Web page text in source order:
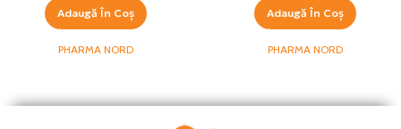
Adaugă În Coș
PHARMA NORD
Adaugă În Coș
PHARMA NORD